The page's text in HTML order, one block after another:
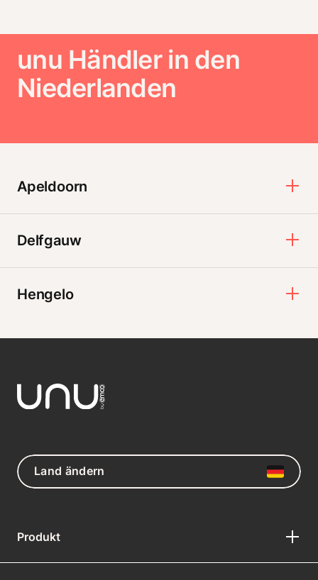
unu Händler in den
Niederlanden
Apeldoorn
Delfgauw
Hengelo
Land ändern
Produkt